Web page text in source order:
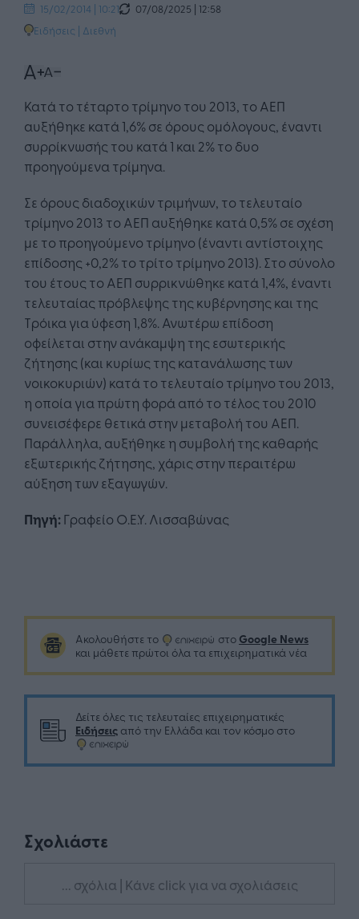
15/02/2014 | 10:21
07/08/2025 | 12:58
Ειδήσεις | Διεθνή
Κατά το τέταρτο τρίμηνο του 2013, το ΑΕΠ
αυξήθηκε κατά 1,6% σε όρους ομόλογους, έναντι
συρρίκνωσής του κατά 1 και 2% το δυο
προηγούμενα τρίμηνα.
Σε όρους διαδοχικών τριμήνων, το τελευταίο
τρίμηνο 2013 το ΑΕΠ αυξήθηκε κατά 0,5% σε σχέση
με το προηγούμενο τρίμηνο (έναντι αντίστοιχης
επίδοσης +0,2% το τρίτο τρίμηνο 2013). Στο σύνολο
του έτους το ΑΕΠ συρρικνώθηκε κατά 1,4%, έναντι
τελευταίας πρόβλεψης της κυβέρνησης και της
Τρόικα για ύφεση 1,8%. Ανωτέρω επίδοση
οφείλεται στην ανάκαμψη της εσωτερικής
ζήτησης (και κυρίως της κατανάλωσης των
νοικοκυριών) κατά το τελευταίο τρίμηνο του 2013,
η οποία για πρώτη φορά από το τέλος του 2010
συνεισέφερε θετικά στην μεταβολή του ΑΕΠ.
Παράλληλα, αυξήθηκε η συμβολή της καθαρής
εξωτερικής ζήτησης, χάρις στην περαιτέρω
αύξηση των εξαγωγών.
Πηγή:Γραφείο Ο.Ε.Υ. Λισσαβώνας
Ακολουθήστε το στο Google News
και μάθετε πρώτοι όλα τα επιχειρηματικά νέα
Δείτε όλες τις τελευταίες επιχειρηματικές
Ειδήσεις από την Ελλάδα και τον κόσμο στο
Σχολιάστε
... σχόλια | Κάνε click για να σχολιάσεις